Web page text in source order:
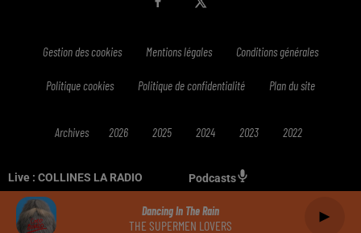
Live : COLLINES LA RADIO Podcasts
Dancing In The Rain
THE SUPERMEN LOVERS
Gestion des cookies Mentions légales Conditions générales
Politique cookies Politique de confidentialité Plan du site
Archives 2026 2025 2024 2023 2022